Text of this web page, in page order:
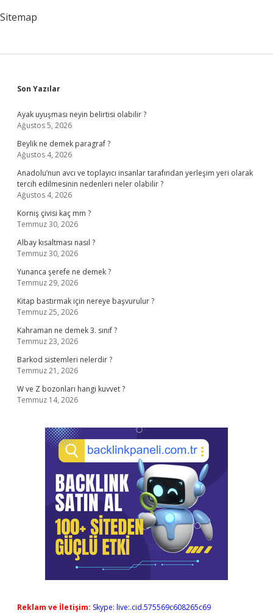
Sitemap
Sidebar
Son Yazılar
Ayak uyuşması neyin belirtisi olabilir ?
Ağustos 5, 2026
Beylik ne demek paragraf ?
Ağustos 4, 2026
Anadolu’nun avcı ve toplayıcı insanlar tarafından yerleşim yeri olarak
tercih edilmesinin nedenleri neler olabilir ?
Ağustos 4, 2026
Korniş çivisi kaç mm ?
Temmuz 30, 2026
Albay kısaltması nasıl ?
Temmuz 30, 2026
Yunanca şerefe ne demek ?
Temmuz 29, 2026
Kitap bastırmak için nereye başvurulur ?
Temmuz 25, 2026
Kahraman ne demek 3. sınıf ?
Temmuz 23, 2026
Barkod sistemleri nelerdir ?
Temmuz 21, 2026
W ve Z bozonları hangi kuvvet ?
Temmuz 14, 2026
Reklam ve İletişim: Skype: live:.cid.575569c608265c69